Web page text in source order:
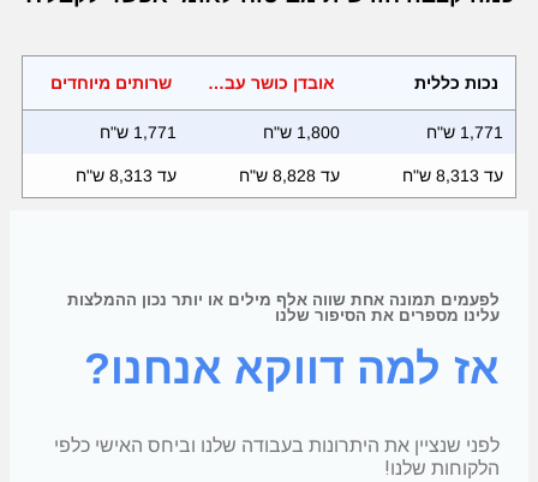
נכות כללית אובדן כושר עבודה - (תלוי משכורת) שרותים מיוחדים
1,771 ש"ח 1,800 ש"ח 1,771 ש"ח
עד 8,313 ש"ח עד 8,828 ש"ח עד 8,313 ש"ח
לפעמים תמונה אחת שווה אלף מילים או יותר נכון ההמלצות
עלינו מספרים את הסיפור שלנו
אז למה דווקא אנחנו?
לפני שנציין את היתרונות בעבודה שלנו וביחס האישי כלפי
הלקוחות שלנו!